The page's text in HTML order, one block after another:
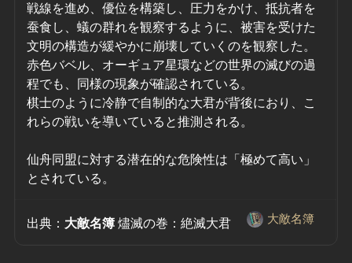
戦線を進め、優位を構築し、圧力をかけ、抵抗者を
蚕食し、蟻の群れを観察するように、被害を受けた
文明の構造が緩やかに崩壊していくのを観察した。
赤色バベル、オーギュア星環などの世界の滅びの過
程でも、同様の現象が確認されている。
棋士のように冷静で自制的な大君が背後におり、こ
れらの戦いを導いていると推測される。
仙舟同盟に対する潜在的な危険性は「極めて高い」
とされている。
出典： 大敵名簿 燼滅の巻：絶滅大君 大敵名簿